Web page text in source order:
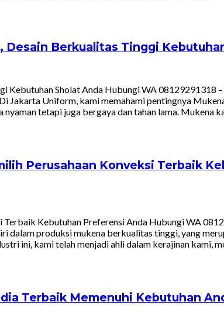
Berkualitas Tinggi
Sholat Anda Hubungi WA 08129291318
Jakarta Uniform, kami memahami pentingnya
tetapi juga bergaya dan tahan lama. Mukena
Perusahaan Konveksi Terbaik
Kebutuhan Preferensi Anda Hubungi WA
dalam produksi mukena berkualitas tinggi, yang
ini, kami telah menjadi ahli dalam kerajinan kami,
Terbaik Memenuhi Kebutuhan